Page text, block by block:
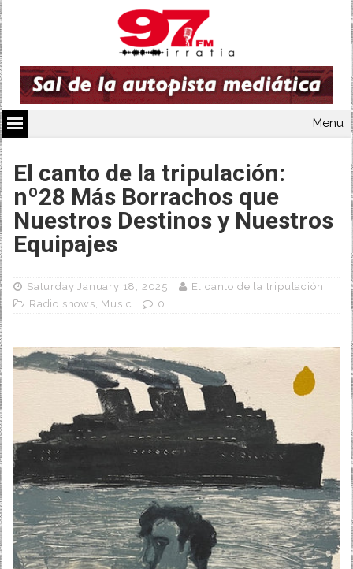
Menu
El canto de la tripulación:
nº28 Más Borrachos que
Nuestros Destinos y Nuestros
Equipajes
Saturday January 18, 2025
El canto de la tripulación
Radio shows Music 0